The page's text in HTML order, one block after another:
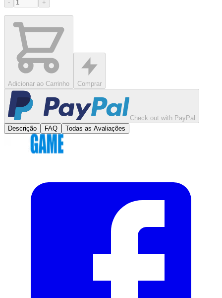
- +
Adicionar ao Carrinho Comprar
Check out with PayPal
Descrição
FAQ Todas as Avaliações